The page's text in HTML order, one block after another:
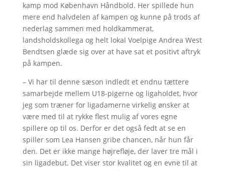
kamp mod København Håndbold. Her spillede hun
mere end halvdelen af kampen og kunne på trods af
nederlag sammen med holdkammerat,
landsholdskollega og helt lokal Voelpige Andrea West
Bendtsen glæde sig over at have sat et positivt aftryk
på kampen.
– Vi har til denne sæson indledt et endnu tættere
samarbejde mellem U18-pigerne og ligaholdet, hvor
jeg som træner for ligadamerne virkelig ønsker at
være med til at rykke flest mulig af vores egne
spillere op til os. Derfor er det også fedt at se en
spiller som Lea Hansen gribe chancen, når hun får
den. Det er ikke mange højrefløje, der laver tre mål i
sin ligadebut. Det viser stor kvalitet og en evne til at